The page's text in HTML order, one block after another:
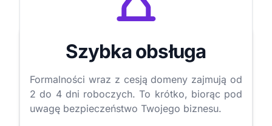
Szybka obsługa
Formalności wraz z cesją domeny zajmują od
2 do 4 dni roboczych. To krótko, biorąc pod
uwagę bezpieczeństwo Twojego biznesu.